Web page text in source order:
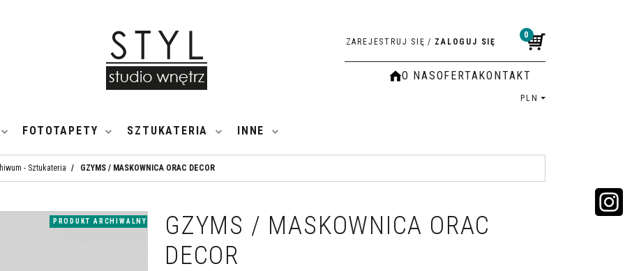
0
ZAREJESTRUJ SIĘ / ZALOGUJ SIĘ
O NASOFERTAKONTAKT
PLN
FOTOTAPETY SZTUKATERIA INNE
- Sztukateria / GZYMS / MASKOWNICA ORAC DECOR
PRODUKT ARCHIWALNY
GZYMS / MASKOWNICA ORAC
DECOR